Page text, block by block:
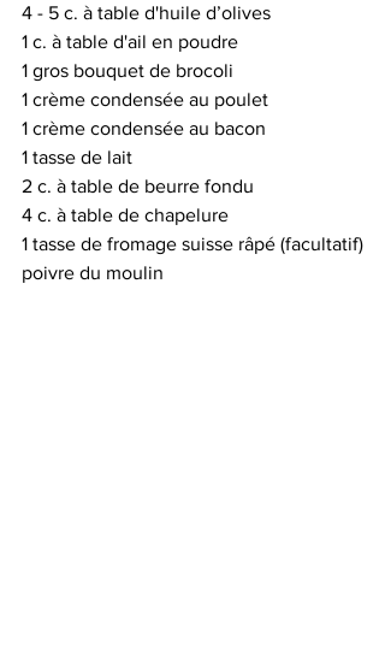
4 - 5 c. à table d'huile d’olives
1 c. à table d'ail en poudre
1 gros bouquet de brocoli
1 crème condensée au poulet
1 crème condensée au bacon
1 tasse de lait
2 c. à table de beurre fondu
4 c. à table de chapelure
1 tasse de fromage suisse râpé (facultatif)
poivre du moulin